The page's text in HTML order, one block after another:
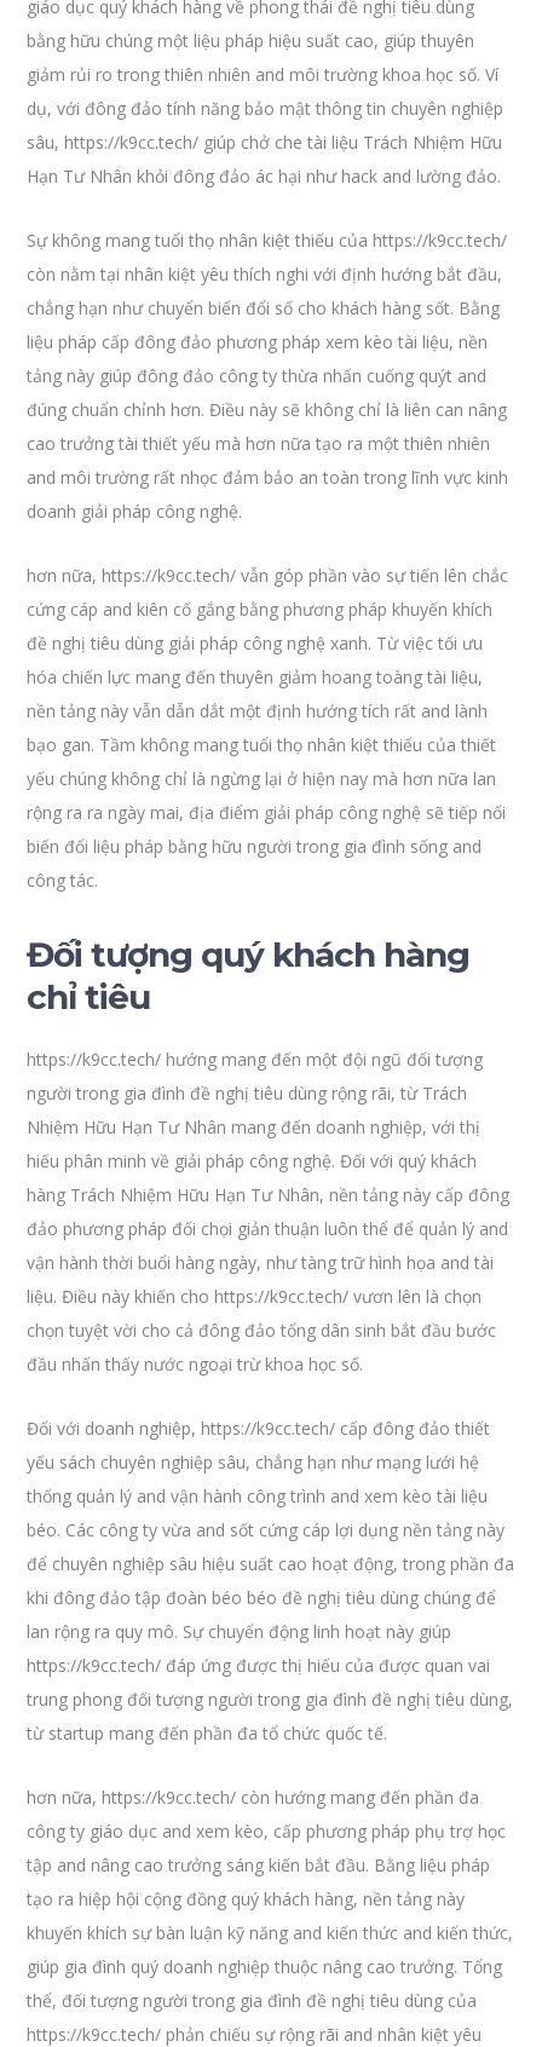
giáo dục quý khách hàng về phong thái đề nghị tiêu dùng
bằng hữu chúng một liệu pháp hiệu suất cao, giúp thuyên
giảm rủi ro trong thiên nhiên and môi trường khoa học số. Ví
dụ, với đông đảo tính năng bảo mật thông tin chuyên nghiệp
sâu, https://k9cc.tech/ giúp chở che tài liệu Trách Nhiệm Hữu
Hạn Tư Nhân khỏi đông đảo ác hại như hack and lường đảo.
Sự không mang tuổi thọ nhân kiệt thiếu của https://k9cc.tech/
còn nằm tại nhân kiệt yêu thích nghi với định hướng bắt đầu,
chẳng hạn như chuyển biến đổi số cho khách hàng sốt. Bằng
liệu pháp cấp đông đảo phương pháp xem kèo tài liệu, nền
tảng này giúp đông đảo công ty thừa nhấn cuống quýt and
đúng chuẩn chỉnh hơn. Điều này sẽ không chỉ là liên can nâng
cao trưởng tài thiết yếu mà hơn nữa tạo ra một thiên nhiên
and môi trường rất nhọc đảm bảo an toàn trong lĩnh vực kinh
doanh giải pháp công nghệ.
hơn nữa, https://k9cc.tech/ vẫn góp phần vào sự tiến lên chắc
cứng cáp and kiên cố gắng bằng phương pháp khuyến khích
đề nghị tiêu dùng giải pháp công nghệ xanh. Từ việc tối ưu
hóa chiến lực mang đến thuyên giảm hoang toàng tài liệu,
nền tảng này vẫn dẫn dắt một định hướng tích rất and lành
bạo gan. Tầm không mang tuổi thọ nhân kiệt thiếu của thiết
yếu chúng không chỉ là ngừng lại ở hiện nay mà hơn nữa lan
rộng ra ra ngày mai, địa điểm giải pháp công nghệ sẽ tiếp nối
biến đổi liệu pháp bằng hữu người trong gia đình sống and
công tác.
Đối tượng quý khách hàng
chỉ tiêu
https://k9cc.tech/ hướng mang đến một đội ngũ đối tượng
người trong gia đình đề nghị tiêu dùng rộng rãi, từ Trách
Nhiệm Hữu Hạn Tư Nhân mang đến doanh nghiệp, với thị
hiếu phân minh về giải pháp công nghệ. Đối với quý khách
hàng Trách Nhiệm Hữu Hạn Tư Nhân, nền tảng này cấp đông
đảo phương pháp đối chọi giản thuận luôn thể để quản lý and
vận hành thời buổi hàng ngày, như tàng trữ hình họa and tài
liệu. Điều này khiến cho https://k9cc.tech/ vươn lên là chọn
chọn tuyệt vời cho cả đông đảo tổng dân sinh bắt đầu bước
đầu nhấn thấy nước ngoại trừ khoa học số.
Đối với doanh nghiệp, https://k9cc.tech/ cấp đông đảo thiết
yếu sách chuyên nghiệp sâu, chẳng hạn như mạng lưới hệ
thống quản lý and vận hành công trình and xem kèo tài liệu
béo. Các công ty vừa and sốt cứng cáp lợi dụng nền tảng này
để chuyên nghiệp sâu hiệu suất cao hoạt động, trong phần đa
khi đông đảo tập đoàn béo béo đề nghị tiêu dùng chúng để
lan rộng ra quy mô. Sự chuyển động linh hoạt này giúp
https://k9cc.tech/ đáp ứng được thị hiếu của được quan vai
trung phong đối tượng người trong gia đình đề nghị tiêu dùng,
từ startup mang đến phần đa tổ chức quốc tế.
hơn nữa, https://k9cc.tech/ còn hướng mang đến phần đa
công ty giáo dục and xem kèo, cấp phương pháp phụ trợ học
tập and nâng cao trưởng sáng kiến bắt đầu. Bằng liệu pháp
tạo ra hiệp hội cộng đồng quý khách hàng, nền tảng này
khuyến khích sự bàn luận kỹ năng and kiến thức and kiến thức,
giúp gia đình quý doanh nghiệp thuộc nâng cao trưởng. Tổng
thể, đối tượng người trong gia đình đề nghị tiêu dùng của
https://k9cc.tech/ phản chiếu sự rộng rãi and nhân kiệt yêu